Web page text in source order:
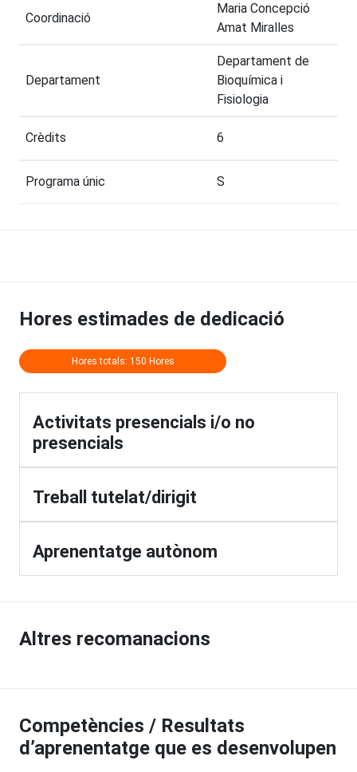
Coordinació
Maria Concepció
Amat Miralles
Departament
Departament de
Bioquímica i
Fisiologia
Crèdits 6
Programa únic S
Hores estimades de dedicació
Hores totals: 150 Hores
Activitats presencials i/o no
presencials
Treball tutelat/dirigit
Aprenentatge autònom
Altres recomanacions
Competències / Resultats
d’aprenentatge que es desenvolupen